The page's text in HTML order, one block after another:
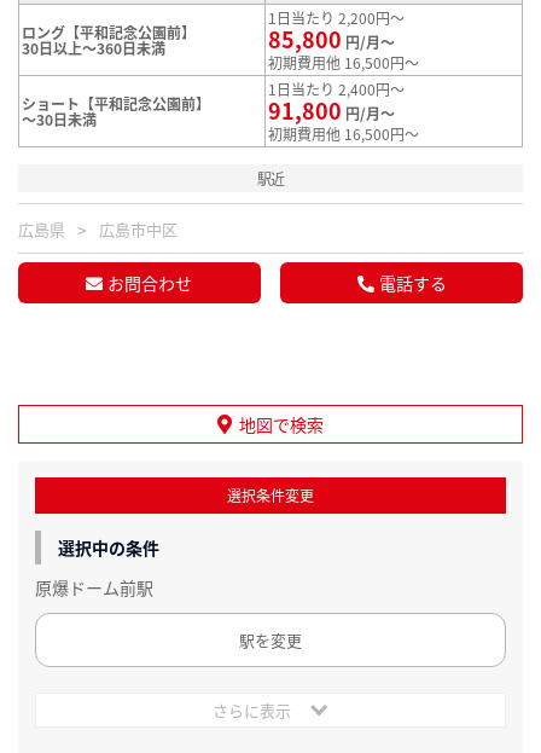
ロング【平和記念公園前】
30日以上～360日未満
1日当たり 2,200円～
85,800 円/月～
初期費用他 16,500円～
ショート【平和記念公園前】
～30日未満
1日当たり 2,400円～
91,800 円/月～
初期費用他 16,500円～
駅近
広島県 広島市中区
お問合わせ 電話する
地図で検索
選択条件変更
選択中の条件
原爆ドーム前駅
駅を変更
さらに表示